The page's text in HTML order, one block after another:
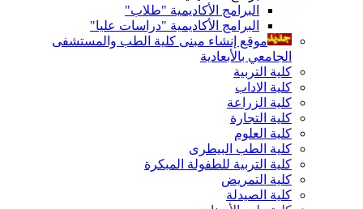
البرامج الأكاديمية "طلاب"
البرامج الأكاديمية "دراسات عليا"
موقع إنشاء مبنى كلية الطب والمستشفى
الجامعي بالأبعادية
كلية التربية
كلية الاداب
كلية الزراعة
كلية التجارة
كلية العلوم
كلية الطب البيطرى
كلية التربية للطفولة المبكرة
كلية التمريض
كلية الصيدلة